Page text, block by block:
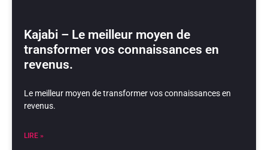
Kajabi – Le meilleur moyen de
transformer vos connaissances en
revenus.
Le meilleur moyen de transformer vos connaissances en
revenus.
LIRE »